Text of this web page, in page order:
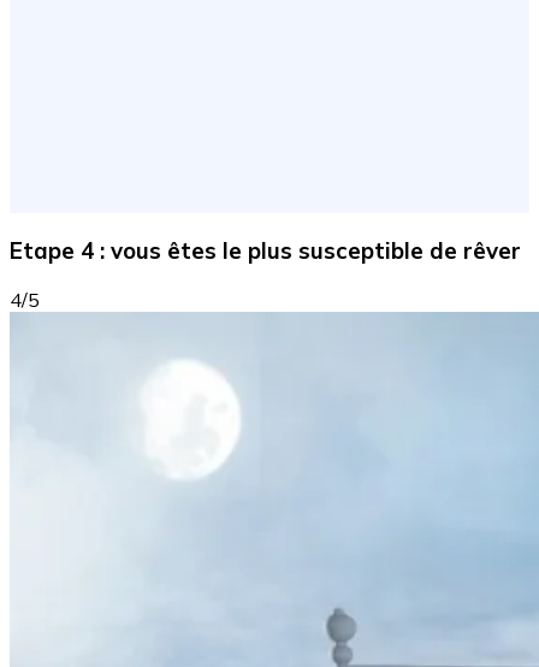
Etape 4 : vous êtes le plus susceptible de rêver
4/5